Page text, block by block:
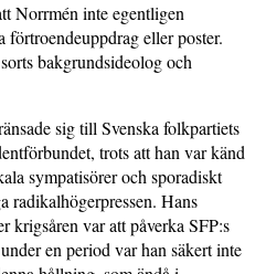
Norrmén inte egentligen
eller poster.
bakgrundsideolog och
sig till Svenska folkpartiets
trots att han var känd
sympatisörer och sporadiskt
radikalhögerpressen. Hans
krigsåren var att påverka SFP:s
en period var han säkert inte